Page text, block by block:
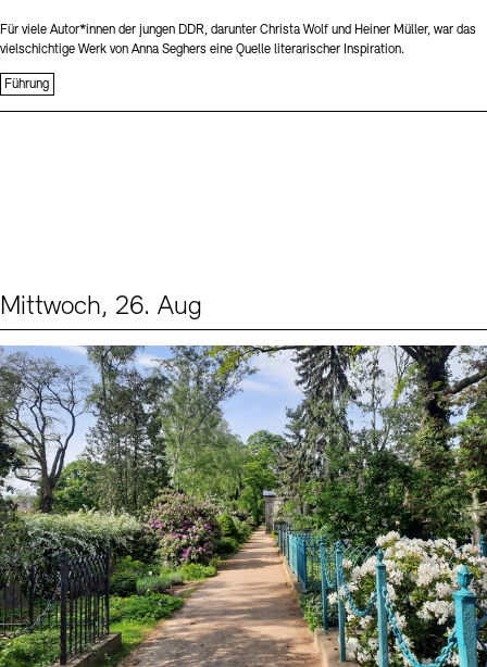
Für viele Autor*innen der jungen DDR, darunter Christa Wolf und Heiner Müller, war das
vielschichtige Werk von Anna Seghers eine Quelle literarischer Inspiration.
Führung
Mittwoch, 26. Aug